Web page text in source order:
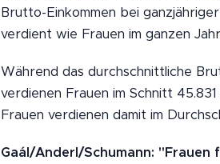
Brutto-Einkommen bei
verdient wie Frauen im ganzen
Während das durchschnittliche
verdienen Frauen im Schnitt
Frauen verdienen damit im
Gaál/Anderl/Schumann: